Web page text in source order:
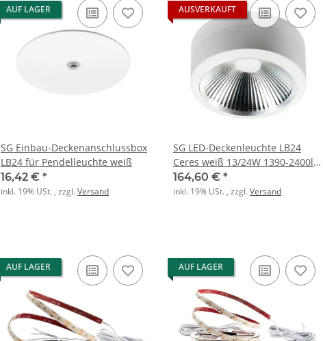
AUF LAGER
SG Einbau-Deckenanschlussbox
LB24 für Pendelleuchte weiß
16,42 € *
inkl. 19% USt. , zzgl.Versand
AUSVERKAUFT
SG LED-Deckenleuchte LB24
Ceres weiß 13/24W 1390-2400lm
15-4K
164,60 € *
inkl. 19% USt. , zzgl.Versand
AUF LAGER AUF LAGER